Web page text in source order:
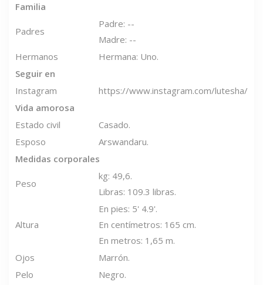
Familia
Padres
Padre: --
Madre: --
Hermanos
Hermana: Uno.
Seguir en
Instagram
https://www.instagram.com/lutesha/
Vida amorosa
Estado civil
Casado.
Esposo
Arswandaru.
Medidas corporales
Peso
kg: 49,6.
Libras: 109.3 libras.
Altura
En pies: 5' 4.9'.
En centímetros: 165 cm.
En metros: 1,65 m.
Ojos
Marrón.
Pelo
Negro.